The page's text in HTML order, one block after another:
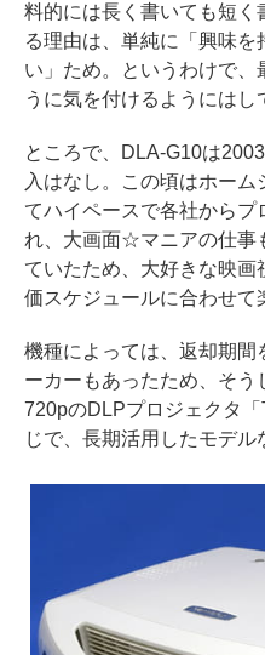
料的には長く書いても短く
る理由は、単純に「興味
い」ため。というわけで、
うに気を付けるようにはし
ところで、DLA-G10は
入はなし。この頃はホー
てハイペースで各社からプ
れ、大画面☆マニアの仕事
ていたため、大好きな映
価スケジュールに合わせて
機種によっては、返却期間
ーカーもあったため、そ
720pのDLPプロジェクタ
じで、長期活用したモデル